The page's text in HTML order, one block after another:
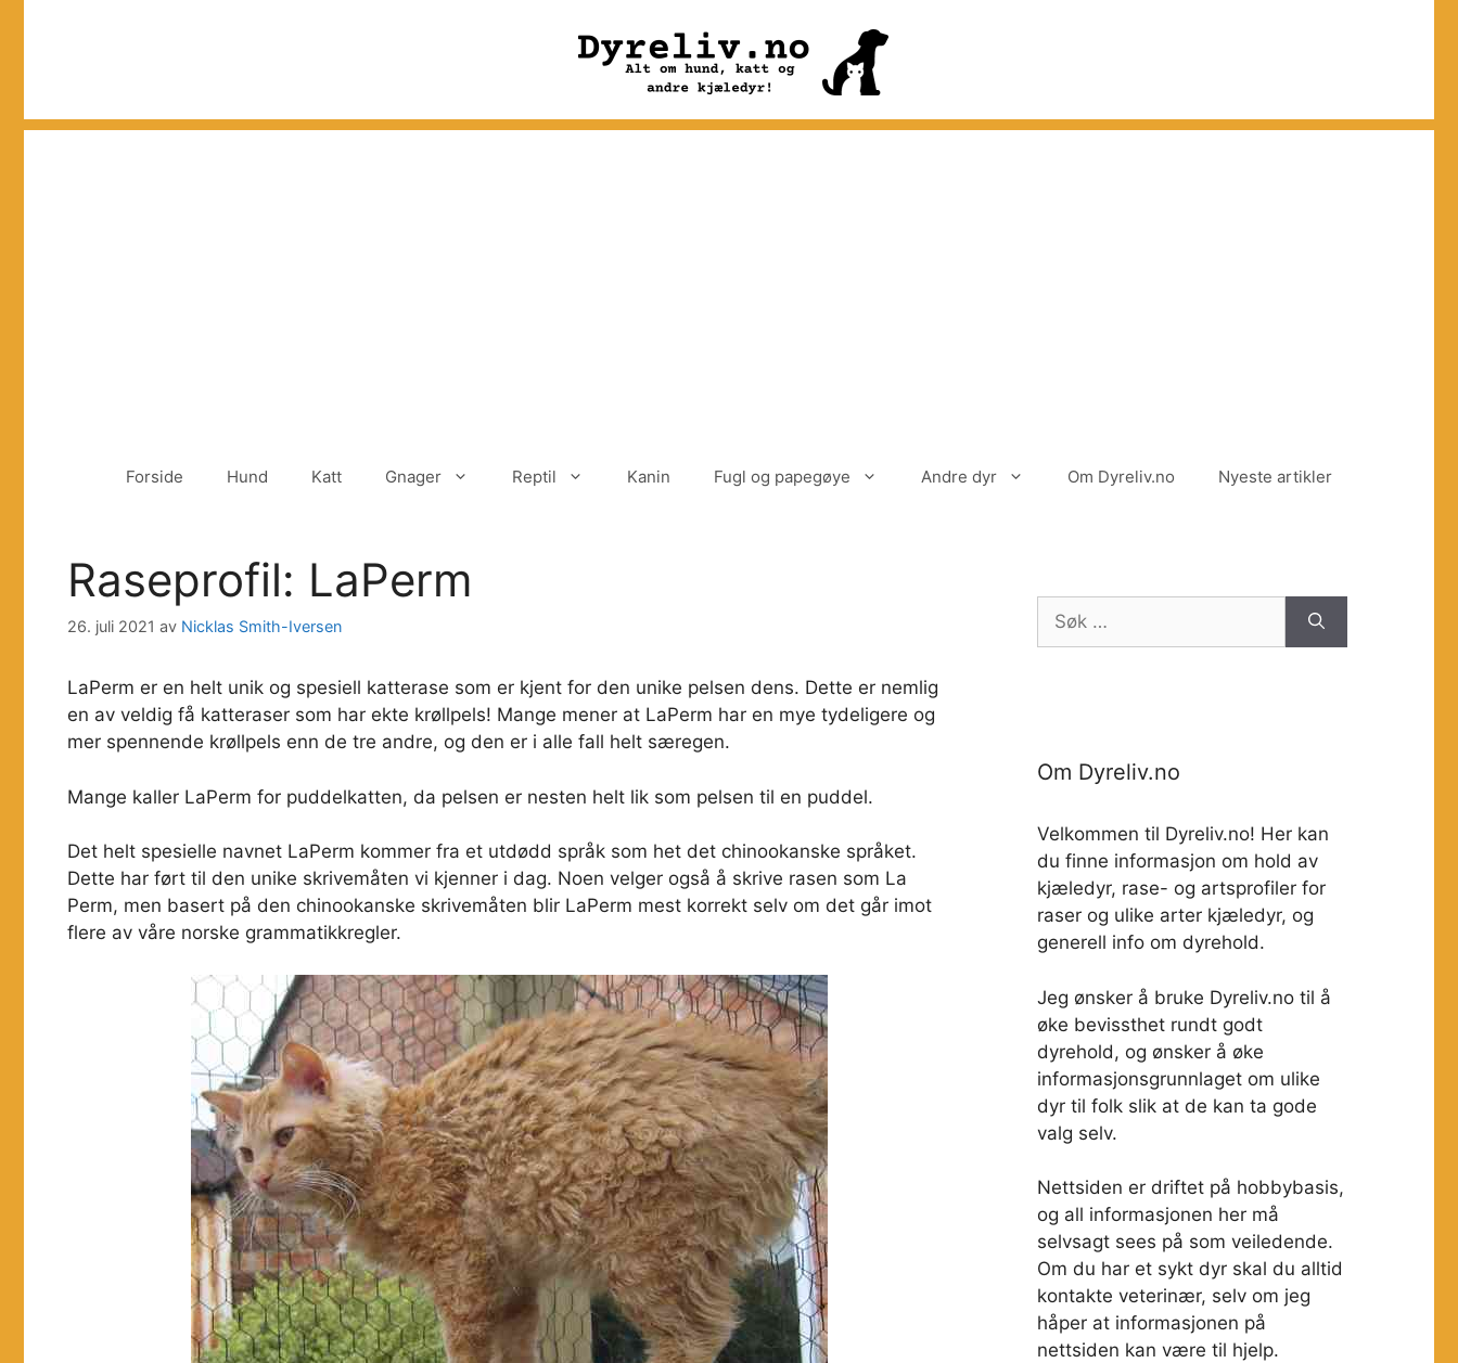
Forside Hund Katt Gnager Reptil Kanin Fugl og papegøye Andre dyr Om Dyreliv.no Nyeste artikler
Raseprofil: LaPerm
26. juli 2021 av Nicklas Smith-Iversen
LaPerm er en helt unik og spesiell katterase som er kjent for den unike pelsen dens. Dette er nemlig
en av veldig få katteraser som har ekte krøllpels! Mange mener at LaPerm har en mye tydeligere og
mer spennende krøllpels enn de tre andre, og den er i alle fall helt særegen.
Mange kaller LaPerm for puddelkatten, da pelsen er nesten helt lik som pelsen til en puddel.
Det helt spesielle navnet LaPerm kommer fra et utdødd språk som het det chinookanske språket.
Dette har ført til den unike skrivemåten vi kjenner i dag. Noen velger også å skrive rasen som La
Perm, men basert på den chinookanske skrivemåten blir LaPerm mest korrekt selv om det går imot
flere av våre norske grammatikkregler.
Søk
etter:
Om Dyreliv.no
Velkommen til Dyreliv.no! Her kan
du finne informasjon om hold av
kjæledyr, rase- og artsprofiler for
raser og ulike arter kjæledyr, og
generell info om dyrehold.
Jeg ønsker å bruke Dyreliv.no til å
øke bevissthet rundt godt
dyrehold, og ønsker å øke
informasjonsgrunnlaget om ulike
dyr til folk slik at de kan ta gode
valg selv.
Nettsiden er driftet på hobbybasis,
og all informasjonen her må
selvsagt sees på som veiledende.
Om du har et sykt dyr skal du alltid
kontakte veterinær, selv om jeg
håper at informasjonen på
nettsiden kan være til hjelp.